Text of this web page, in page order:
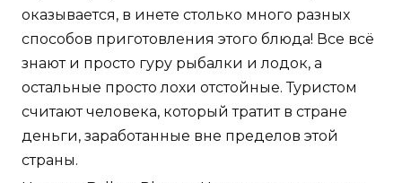
оказывается, в инете столько много разных
способов приготовления этого блюда! Все всё
знают и просто гуру рыбалки и лодок, а
остальные просто лохи отстойные. Туристом
считают человека, который тратит в стране
деньги, заработанные вне пределов этой
страны.